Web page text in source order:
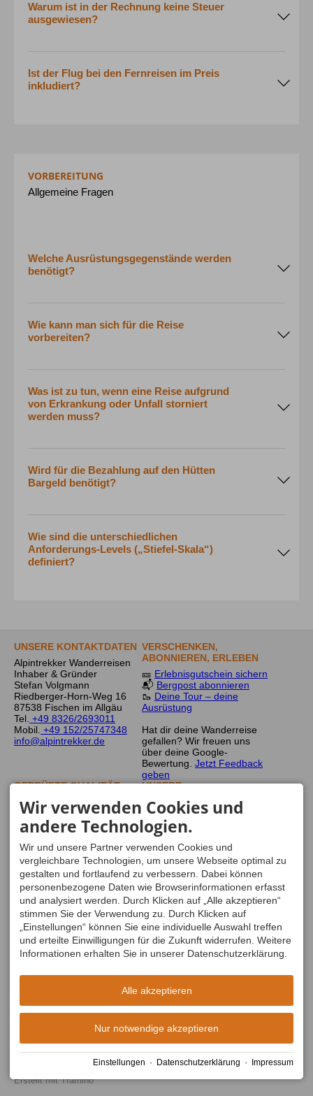
Warum ist in der Rechnung keine Steuer
ausgewiesen?
Ist der Flug bei den Fernreisen im Preis
inkludiert?
VORBEREITUNG
Allgemeine Fragen
Welche Ausrüstungsgegenstände werden
benötigt?
Wie kann man sich für die Reise
vorbereiten?
Was ist zu tun, wenn eine Reise aufgrund
von Erkrankung oder Unfall storniert
werden muss?
Wird für die Bezahlung auf den Hütten
Bargeld benötigt?
Wie sind die unterschiedlichen
Anforderungs-Levels („Stiefel-Skala“)
definiert?
UNSERE KONTAKTDATEN
Alpintrekker Wanderreisen
Inhaber & Gründer
Stefan Volgmann
Riedberger-Horn-Weg 16
87538 Fischen im Allgäu
Tel. +49 8326/2693011
Mobil. +49 152/25747348
info@alpintrekker.de
VERSCHENKEN,
ABONNIEREN, ERLEBEN
🎫 Erlebnisgutschein sichern
📬 Bergpost abonnieren
🥾 Deine Tour – deine
Ausrüstung
Hat dir deine Wanderreise
gefallen? Wir freuen uns
über deine Google-
Bewertung. Jetzt Feedback
geben
GEPRÜFTE QUALITÄT
WANDERREISEN
UNSERE
Mo - Do 08:30-12:00 und
Freitag
Sa, So
geschlossen
Barrierefreiheit Cookie-Einstellungen
Erstellt mitTramino
Wir verwenden Cookies und
andere Technologien.
Wir und unsere Partner verwenden Cookies und
vergleichbare Technologien, um unsere Webseite optimal zu
gestalten und fortlaufend zu verbessern. Dabei können
personenbezogene Daten wie Browserinformationen erfasst
und analysiert werden. Durch Klicken auf „Alle akzeptieren“
stimmen Sie der Verwendung zu. Durch Klicken auf
„Einstellungen“ können Sie eine individuelle Auswahl treffen
und erteilte Einwilligungen für die Zukunft widerrufen. Weitere
Informationen erhalten Sie in unserer Datenschutzerklärung.
Alle akzeptieren
Nur notwendige akzeptieren
Einstellungen · Datenschutzerklärung · Impressum